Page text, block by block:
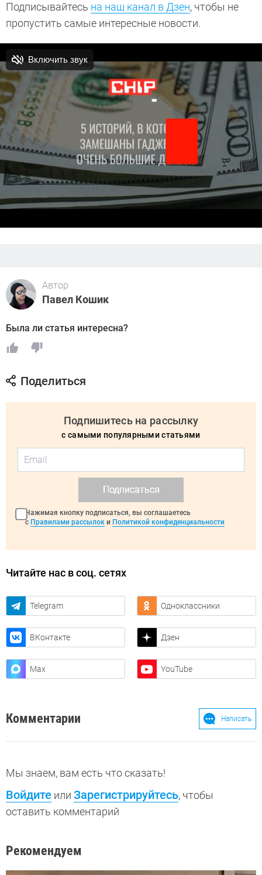
Подписывайтесь на наш канал в Дзен, чтобы не
пропустить самые интересные новости.
Автор
Павел Кошик
Была ли статья интересна?
Поделиться
Подпишитесь на рассылку
с самыми популярными статьями
Подписаться
Нажимая кнопку подписаться, вы соглашаетесь
с Правилами рассылок и Политикой конфиденциальности
Читайте нас в соц. сетях
Telegram Одноклассники
ВКонтакте Дзен
Max YouTube
Комментарии Написать
Мы знаем, вам есть что сказать!
Войдите или Зарегистрируйтесь, чтобы
оставить комментарий
Рекомендуем